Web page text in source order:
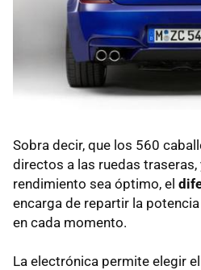
Sobra decir, que los 560
directos a las ruedas traseras,
rendimiento sea óptimo, el
encarga de repartir la
en cada momento.
La electrónica permite elegir